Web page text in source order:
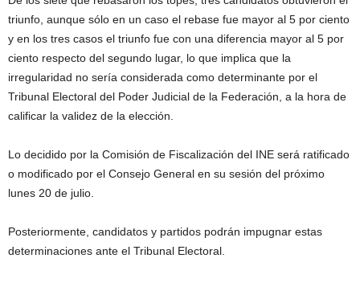
triunfo, aunque sólo en un caso el rebase fue mayor al 5 por ciento
y en los tres casos el triunfo fue con una diferencia mayor al 5 por
ciento respecto del segundo lugar, lo que implica que la
irregularidad no sería considerada como determinante por el
Tribunal Electoral del Poder Judicial de la Federación, a la hora de
calificar la validez de la elección.
Lo decidido por la Comisión de Fiscalización del INE será ratificado
o modificado por el Consejo General en su sesión del próximo
lunes 20 de julio.
Posteriormente, candidatos y partidos podrán impugnar estas
determinaciones ante el Tribunal Electoral.